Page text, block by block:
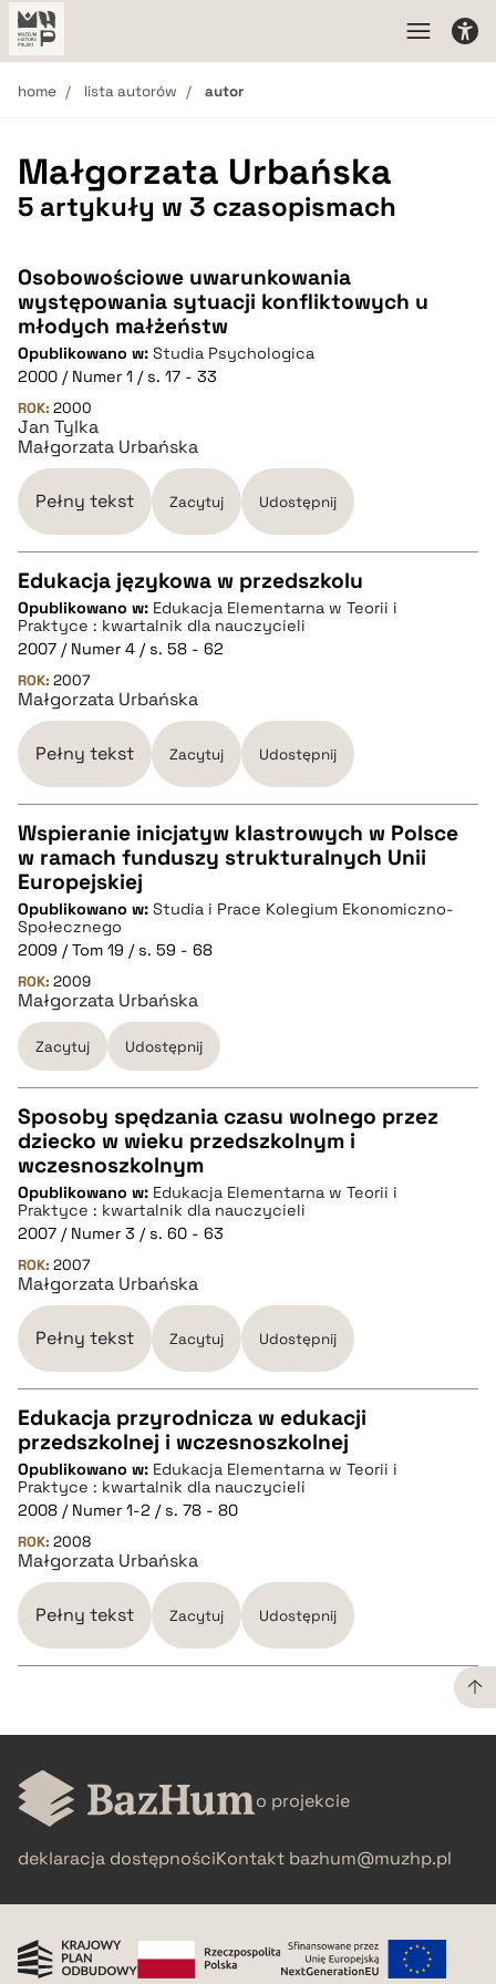
home lista autorów autor
Małgorzata Urbańska
5 artykuły w 3 czasopismach
Osobowościowe uwarunkowania
występowania sytuacji konfliktowych u
młodych małżeństw
Opublikowano w: Studia Psychologica
2000 / Numer 1 / s. 17 - 33
ROK: 2000
Jan Tylka
Małgorzata Urbańska
Pełny tekst Zacytuj Udostępnij
CZYSTY TEKST
pobierz cytat
BIBTEX
Edukacja językowa w przedszkolu
Opublikowano w: Edukacja Elementarna w Teorii i
Praktyce : kwartalnik dla nauczycieli
2007 / Numer 4 / s. 58 - 62
ROK: 2007
Małgorzata Urbańska
Pełny tekst Zacytuj Udostępnij
CZYSTY TEKST
pobierz cytat
BIBTEX
pobierz cytat
Wspieranie inicjatyw klastrowych w Polsce
w ramach funduszy strukturalnych Unii
Europejskiej
Opublikowano w: Studia i Prace Kolegium Ekonomiczno-
Społecznego
2009 / Tom 19 / s. 59 - 68
ROK: 2009
Małgorzata Urbańska
Zacytuj Udostępnij
CZYSTY TEKST
pobierz cytat
BIBTEX
pobierz cytat
Sposoby spędzania czasu wolnego przez
dziecko w wieku przedszkolnym i
wczesnoszkolnym
Opublikowano w: Edukacja Elementarna w Teorii i
Praktyce : kwartalnik dla nauczycieli
2007 / Numer 3 / s. 60 - 63
ROK: 2007
Małgorzata Urbańska
Pełny tekst Zacytuj Udostępnij
CZYSTY TEKST
pobierz cytat
BIBTEX
pobierz cytat
Edukacja przyrodnicza w edukacji
przedszkolnej i wczesnoszkolnej
Opublikowano w: Edukacja Elementarna w Teorii i
Praktyce : kwartalnik dla nauczycieli
2008 / Numer 1-2 / s. 78 - 80
ROK: 2008
Małgorzata Urbańska
Pełny tekst Zacytuj Udostępnij
CZYSTY TEKST
pobierz cytat
BIBTEX
o projekcie
deklaracja dostępnościKontakt bazhum@muzhp.pl